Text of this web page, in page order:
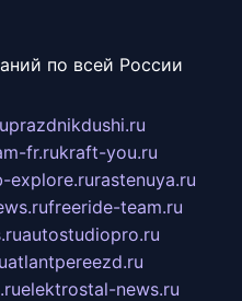
по всей России
prazdnikdushi.ru
fr.rukraft-you.ru
explore.rurastenuya.ru
freeride-team.ru
autostudiopro.ru
atlantpereezd.ru
elektrostal-news.ru